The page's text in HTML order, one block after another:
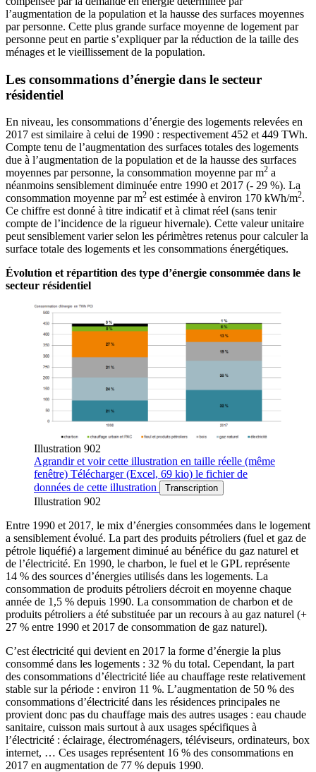
l’augmentation de la population et la hausse des surfaces moyennes
par personne. Cette plus grande surface moyenne de logement par
personne peut en partie s’expliquer par la réduction de la taille des
ménages et le vieillissement de la population.
Les consommations d’énergie dans le secteur
résidentiel
En niveau, les consommations d’énergie des logements relevées en
2017 est similaire à celui de 1990 : respectivement 452 et 449 TWh.
Compte tenu de l’augmentation des surfaces totales des logements
due à l’augmentation de la population et de la hausse des surfaces
moyennes par personne, la consommation moyenne par m2 a
néanmoins sensiblement diminuée entre 1990 et 2017 (- 29 %). La
consommation moyenne par m2 est estimée à environ 170 kWh/m2.
Ce chiffre est donné à titre indicatif et à climat réel (sans tenir
compte de l’incidence de la rigueur hivernale). Cette valeur unitaire
peut sensiblement varier selon les périmètres retenus pour calculer la
surface totale des logements et les consommations énergétiques.
Évolution et répartition des type d’énergie consommée dans le
secteur résidentiel
Illustration 902
Agrandiret voir cette illustration en taille réelle (même
fenêtre) Télécharger(Excel, 69 kio) le fichier de
données de cette illustration
Transcription
Illustration 902
Entre 1990 et 2017, le mix d’énergies consommées dans le logement
a sensiblement évolué. La part des produits pétroliers (fuel et gaz de
pétrole liquéfié) a largement diminué au bénéfice du gaz naturel et
de l’électricité. En 1990, le charbon, le fuel et le GPL représente
14 % des sources d’énergies utilisés dans les logements. La
consommation de produits pétroliers décroit en moyenne chaque
année de 1,5 % depuis 1990. La consommation de charbon et de
produits pétroliers a été substituée par un recours à au gaz naturel (+
27 % entre 1990 et 2017 de consommation de gaz naturel).
C’est électricité qui devient en 2017 la forme d’énergie la plus
consommé dans les logements : 32 % du total. Cependant, la part
des consommations d’électricité liée au chauffage reste relativement
stable sur la période : environ 11 %. L’augmentation de 50 % des
consommations d’électricité dans les résidences principales ne
provient donc pas du chauffage mais des autres usages : eau chaude
sanitaire, cuisson mais surtout à aux usages spécifiques à
l’électricité : éclairage, électroménagers, téléviseurs, ordinateurs, box
internet, … Ces usages représentent 16 % des consommations en
2017 en augmentation de 77 % depuis 1990.